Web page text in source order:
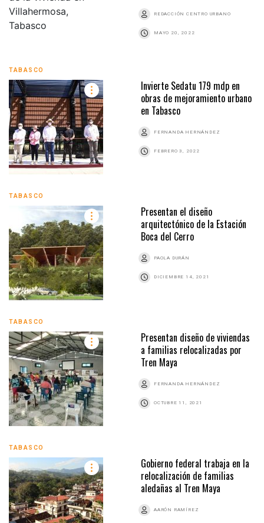
REDACCIÓN CENTRO URBANO
MAYO 20, 2022
TABASCO
Invierte Sedatu 179 mdp en
obras de mejoramiento urbano
en Tabasco
FERNANDA HERNÁNDEZ
FEBRERO 3, 2022
TABASCO
Presentan el diseño
arquitectónico de la Estación
Boca del Cerro
PAOLA DURÁN
DICIEMBRE 14, 2021
TABASCO
Presentan diseño de viviendas
a familias relocalizadas por
Tren Maya
FERNANDA HERNÁNDEZ
OCTUBRE 11, 2021
TABASCO
Gobierno federal trabaja en la
relocalización de familias
aledañas al Tren Maya
AARÓN RAMÍREZ